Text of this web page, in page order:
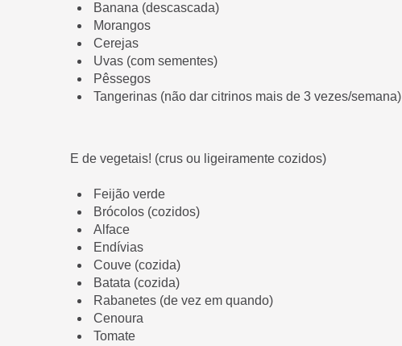
Banana (descascada)
Morangos
Cerejas
Uvas (com sementes)
Pêssegos
Tangerinas (não dar citrinos mais de 3 vezes/semana)
E de vegetais! (crus ou ligeiramente cozidos)
Feijão verde
Brócolos (cozidos)
Alface
Endívias
Couve (cozida)
Batata (cozida)
Rabanetes (de vez em quando)
Cenoura
Tomate